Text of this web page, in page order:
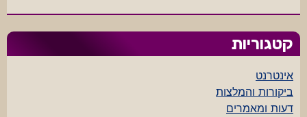
קטגוריות
אינטרנט
ביקורות והמלצות
דעות ומאמרים